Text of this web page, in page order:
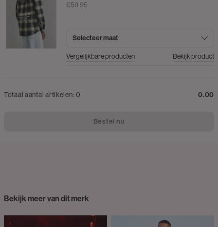
€59.95
Selecteer maat
Vergelijkbare producten Bekijk product
Totaal aantal artikelen:0 0.00
Bestel nu
Bekijk meer van dit merk